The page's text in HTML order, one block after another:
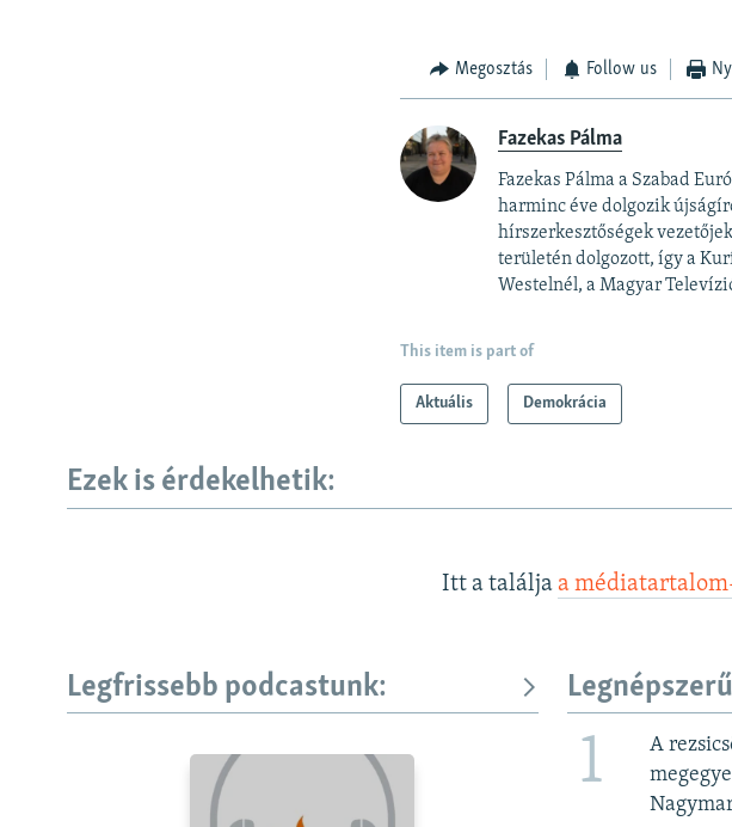
Megosztás Follow us
Fazekas Pálma
Fazekas Pálma a Szabad
harminc éve dolgozik
hírszerkesztőségek
területén dolgozott, így a
Westelnél, a Magyar
This item is part of
Aktuális Demokrácia
Ezek is érdekelhetik:
Itt a találja a
Legfrissebb podcastunk:
1
A